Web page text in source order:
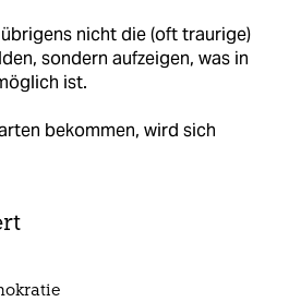
nicht die (oft traurige)
sondern aufzeigen, was in
ist.
bekommen, wird sich